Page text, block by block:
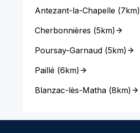
Antezant-la-Chapelle(7km)
Cherbonnières (5km)
Poursay-Garnaud(5km)
Paillé(6km)
Blanzac-lès-Matha(8km)